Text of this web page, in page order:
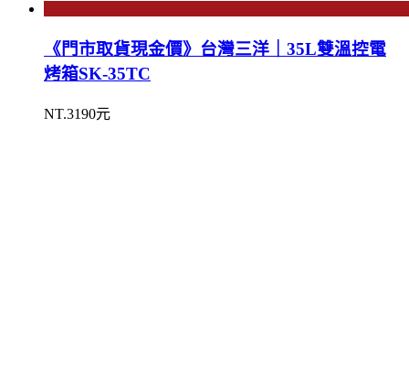
《門市取貨現金價》台灣三洋｜35L雙溫控電
烤箱SK-35TC
NT.3190元